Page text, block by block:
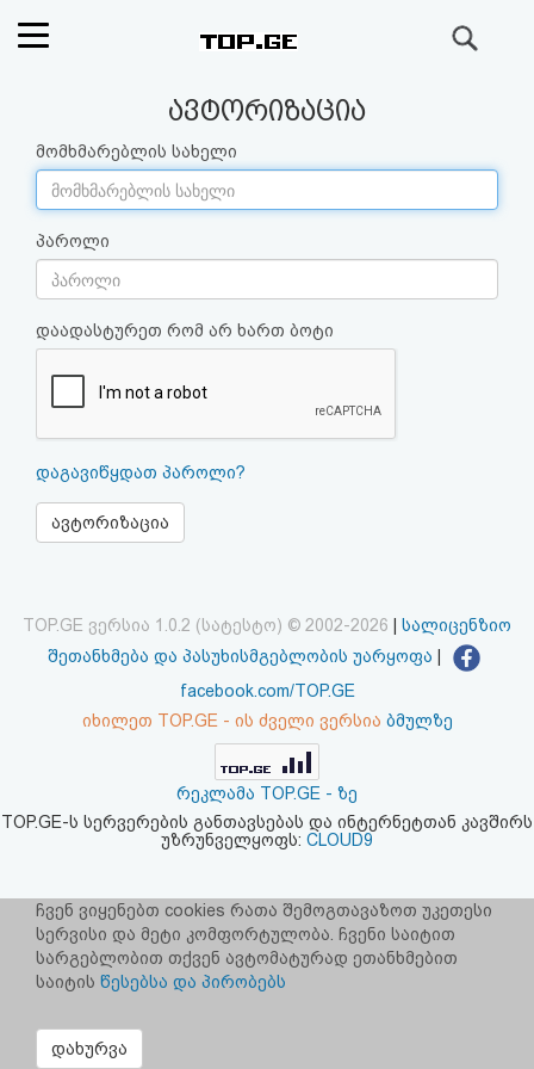
(მთავარი)
ფოსტა
კითხვა-
პასუხი
ავტორიზაცია
რეგისტრაცია
პაროლის
HTML
კოდი
სალიცენზიო
და
პასუხისმგებლობის
უარყოფა
ავტორიზაცია
მომხმარებლის სახელი
პაროლი
დაადასტურეთ რომ არ ხართ ბოტი
დაგავიწყდათ პაროლი?
ავტორიზაცია
TOP.GE ვერსია 1.0.2 (სატესტო) © 2002-2026
სალიცენზიო
შეთანხმება და პასუხისმგებლობის უარყოფა
facebook.com/TOP.GE
იხილეთ TOP.GE - ის ძველი ვერსია ბმულზე
რეკლამა TOP.GE - ზე
TOP.GE-ს სერვერების განთავსებას და ინტერნეტთან კავშირს
უზრუნველყოფს: CLOUD9
ჩვენ ვიყენებთ cookies რათა შემოგთავაზოთ უკეთესი
სერვისი და მეტი კომფორტულობა. ჩვენი საიტით
სარგებლობით თქვენ ავტომატურად ეთანხმებით
საიტის წესებსა და პირობებს
დახურვა